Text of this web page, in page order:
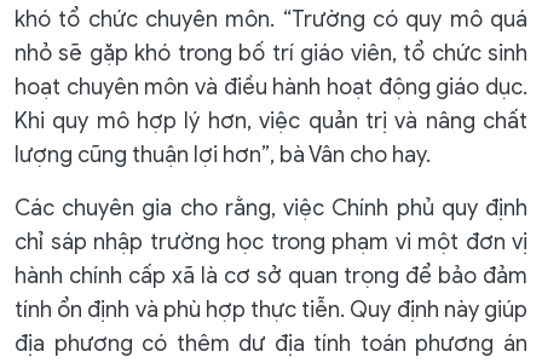
khó tổ chức chuyên môn. “Trường có quy mô quá
nhỏ sẽ gặp khó trong bố trí giáo viên, tổ chức sinh
hoạt chuyên môn và điều hành hoạt động giáo dục.
Khi quy mô hợp lý hơn, việc quản trị và nâng chất
lượng cũng thuận lợi hơn”, bà Vân cho hay.
Các chuyên gia cho rằng, việc Chính phủ quy định
chỉ sáp nhập trường học trong phạm vi một đơn vị
hành chính cấp xã là cơ sở quan trọng để bảo đảm
tính ổn định và phù hợp thực tiễn. Quy định này giúp
địa phương có thêm dư địa tính toán phương án